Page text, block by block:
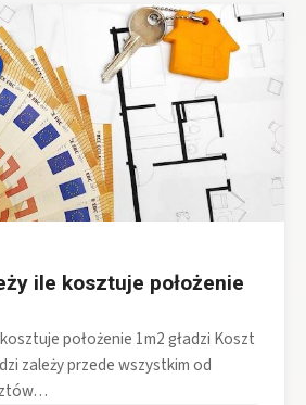
ile kosztuje położenie
położenie 1m2 gładzi Koszt
zależy przede wszystkim od